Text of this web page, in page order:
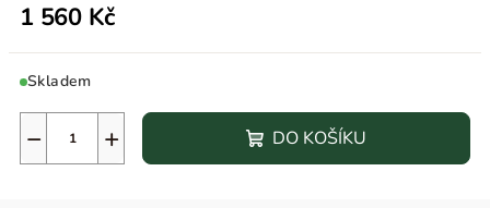
1 560 Kč
Skladem
+
− DO KOŠÍKU